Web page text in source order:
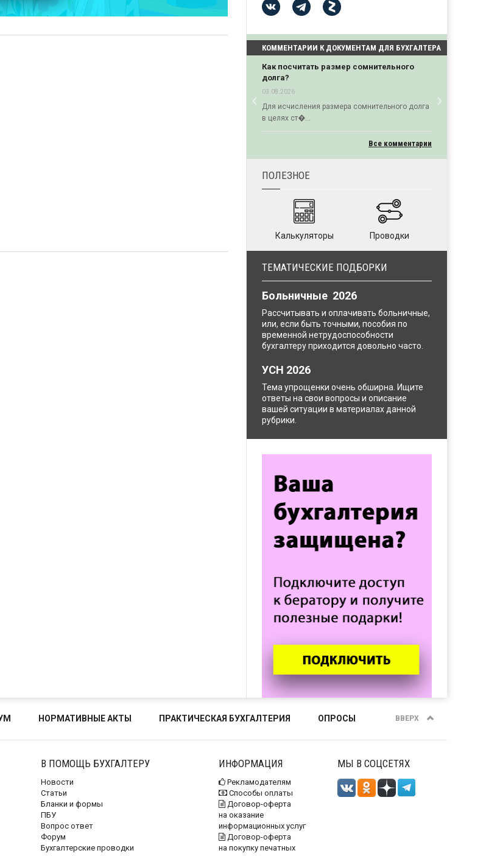
КОММЕНТАРИИ К ДОКУМЕНТАМ ДЛЯ БУХГАЛТЕРА
Как посчитать размер сомнительного
долга?
03.08.2026
Для исчисления размера сомнительного долга
в целях ст�...
‹Previous ›Next
Все комментарии
ПОЛЕЗНОЕ
Калькуляторы Проводки
ТЕМАТИЧЕСКИЕ ПОДБОРКИ
Больничные 2026
Рассчитывать и оплачивать больничные,
или, если быть точными, пособия по
временной нетрудоспособности
бухгалтеру приходится довольно часто.
УСН 2026
Тема упрощенки очень обширна. Ищите
ответы на свои вопросы и описание
вашей ситуации в материалах данной
рубрики.
НОРМАТИВНЫЕ АКТЫ ПРАКТИЧЕСКАЯ БУХГАЛТЕРИЯ ОПРОСЫ ВВЕРХ
В ПОМОЩЬ БУХГАЛТЕРУ
Новости
Статьи
Бланки и формы
ПБУ
Вопрос ответ
Форум
Бухгалтерские проводки
ИНФОРМАЦИЯ
Рекламодателям
Способы оплаты
Договор-оферта
на оказание
информационных услуг
Договор-оферта
на покупку печатных
МЫ В СОЦСЕТЯХ